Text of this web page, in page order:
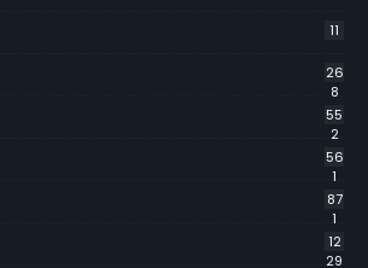
11
26
8
55
2
56
1
87
1
12
29